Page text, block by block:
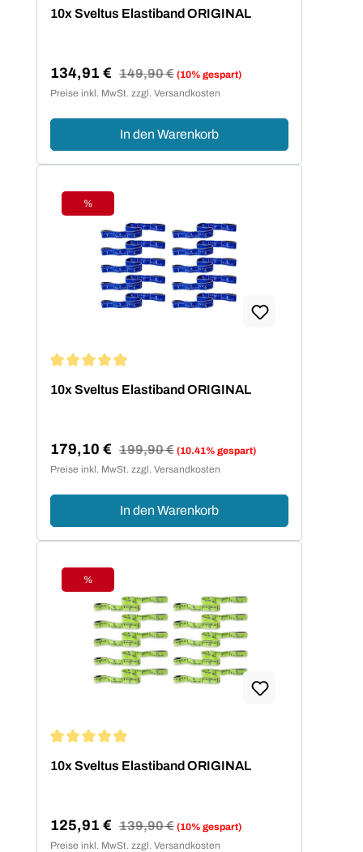
10x Sveltus Elastiband ORIGINAL
Verkaufspreis:
134,91 € Regulärer Preis:
149,90 € (10% gespart)
Preise inkl. MwSt. zzgl. Versandkosten
In den Warenkorb
Rabatt
%
10x Sveltus Elastiband ORIGINAL
Verkaufspreis:
179,10 € Regulärer Preis:
199,90 € (10.41% gespart)
Preise inkl. MwSt. zzgl. Versandkosten
In den Warenkorb
Rabatt
%
10x Sveltus Elastiband ORIGINAL
Verkaufspreis:
125,91 € Regulärer Preis:
139,90 € (10% gespart)
Preise inkl. MwSt. zzgl. Versandkosten